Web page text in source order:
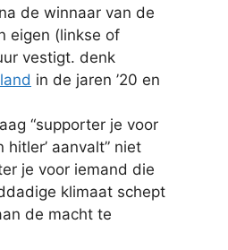
de winnaar van de
eigen (linkse of
vestigt. denk
in de jaren ’20 en
“supporter je voor
hitler’ aanvalt” niet
je voor iemand die
klimaat schept
de macht te